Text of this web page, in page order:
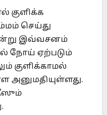
குளிக்க
செய்து
இவ்வசனம்
நோய் ஏற்படும்
குளிக்காமல்